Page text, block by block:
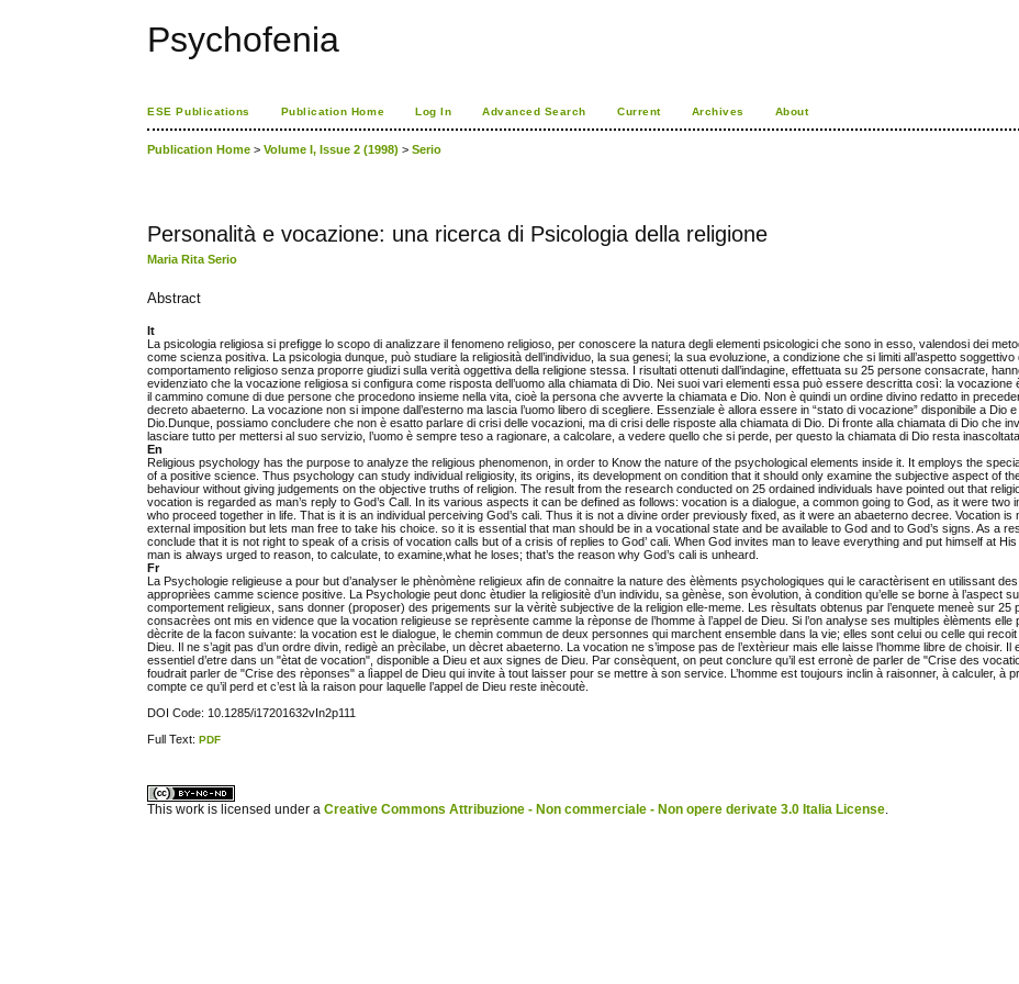
Psychofenia
ESE Publications Publication Home Log In Advanced Search Current Archives About
Publication Home >Volume I, Issue 2 (1998) >Serio
Personalità e vocazione: una ricerca di Psicologia della religione
Maria Rita Serio
Abstract
It
La psicologia religiosa si prefigge lo scopo di analizzare il fenomeno religioso, per conoscere la natura degli elementi psicologici che sono in esso, valendosi dei
come scienza positiva. La psicologia dunque, può studiare la religiosità dell’individuo, la sua genesi; la sua evoluzione, a condizione che si limiti all’aspetto soggettivo
comportamento religioso senza proporre giudizi sulla verità oggettiva della religione stessa. I risultati ottenuti dall’indagine, effettuata su 25 persone consacrate,
evidenziato che la vocazione religiosa si configura come risposta dell’uomo alla chiamata di Dio. Nei suoi vari elementi essa può essere descritta così: la vocazione
il cammino comune di due persone che procedono insieme nella vita, cioè la persona che avverte la chiamata e Dio. Non è quindi un ordine divino redatto in
decreto abaeterno. La vocazione non si impone dall’esterno ma lascia l’uomo libero di scegliere. Essenziale è allora essere in “stato di vocazione” disponibile a Dio
Dio.Dunque, possiamo concludere che non è esatto parlare di crisi delle vocazioni, ma di crisi delle risposte alla chiamata di Dio. Di fronte alla chiamata di Dio che
lasciare tutto per mettersi al suo servizio, l’uomo è sempre teso a ragionare, a calcolare, a vedere quello che si perde, per questo la chiamata di Dio resta inascoltata.
En
Religious psychology has the purpose to analyze the religious phenomenon, in order to Know the nature of the psychological elements inside it. It employs the
of a positive science. Thus psychology can study individual religiosity, its origins, its development on condition that it should only examine the subjective aspect of
behaviour without giving judgements on the objective truths of religion. The result from the research conducted on 25 ordained individuals have pointed out that
vocation is regarded as man’s reply to God’s Call. In its various aspects it can be defined as follows: vocation is a dialogue, a common going to God, as it were two
who proceed together in life. That is it is an individual perceiving God’s cali. Thus it is not a divine order previously fixed, as it were an abaeterno decree. Vocation is
external imposition but lets man free to take his choice. so it is essential that man should be in a vocational state and be available to God and to God’s signs. As a
conclude that it is not right to speak of a crisis of vocation calls but of a crisis of replies to God’ cali. When God invites man to leave everything and put himself at His
man is always urged to reason, to calculate, to examine,what he loses; that’s the reason why God’s cali is unheard.
Fr
La Psychologie religieuse a pour but d’analyser le phènòmène religieux afin de connaitre la nature des èlèments psychologiques qui le caractèrisent en utilissant
approprièes camme science positive. La Psychologie peut donc ètudier la religiositè d’un individu, sa gènèse, son èvolution, à condition qu’elle se borne à l’aspect
comportement religieux, sans donner (proposer) des prigements sur la vèritè subjective de la religion elle-meme. Les rèsultats obtenus par l’enquete meneè sur 25
consacrèes ont mis en vidence que la vocation religieuse se reprèsente camme la rèponse de l’homme à l’appel de Dieu. Si l’on analyse ses multiples èlèments elle
dècrite de la facon suivante: la vocation est le dialogue, le chemin commun de deux personnes qui marchent ensemble dans la vie; elles sont celui ou celle qui recoit
Dieu. Il ne s’agit pas d’un ordre divin, redigè an prècilabe, un dècret abaeterno. La vocation ne s’impose pas de l’extèrieur mais elle laisse l’homme libre de choisir. Il
essentiel d’etre dans un "ètat de vocation", disponible a Dieu et aux signes de Dieu. Par consèquent, on peut conclure qu’il est erronè de parler de "Crise des
foudrait parler de "Crise des rèponses" a lìappel de Dieu qui invite à tout laisser pour se mettre à son service. L’homme est toujours inclin à raisonner, à calculer, à
compte ce qu’il perd et c’est là la raison pour laquelle l’appel de Dieu reste inècoutè.
DOI Code: 10.1285/i17201632vIn2p111
Full Text:PDF
This work is licensed under aCreative Commons Attribuzione - Non commerciale - Non opere derivate 3.0 Italia License